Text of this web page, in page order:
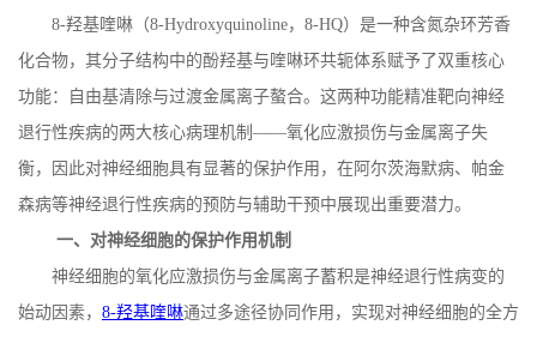
8-羟基喹啉（8-Hydroxyquinoline， 8-HQ）是一种含氮杂环芳香
化合物，其分子结构中的酚羟基与喹啉环共轭体系赋予了双重核心
功能：自由基清除与过渡金属离子螯合。这两种功能精准靶向神经
退行性疾病的两大核心病理机制——氧化应激损伤与金属离子失
衡，因此对神经细胞具有显著的保护作用，在阿尔茨海默病、帕金
森病等神经退行性疾病的预防与辅助干预中展现出重要潜力。
一、对神经细胞的保护作用机制
神经细胞的氧化应激损伤与金属离子蓄积是神经退行性病变的
始动因素， 8-羟基喹啉通过多途径协同作用，实现对神经细胞的全方